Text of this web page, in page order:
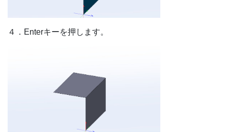
４．Enterキーを押します。